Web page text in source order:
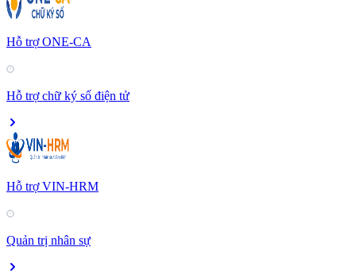
Hỗ trợ ONE-CA
Hỗ trợ chữ ký số điện tử
Hỗ trợ VIN-HRM
Quản trị nhân sự